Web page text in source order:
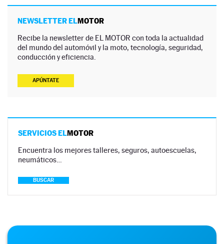
NEWSLETTER ELMOTOR
Recibe la newsletter de EL MOTOR con toda la actualidad
del mundo del automóvil y la moto, tecnología, seguridad,
conducción y eficiencia.
APÚNTATE
SERVICIOS ELMOTOR
Encuentra los mejores talleres, seguros, autoescuelas,
neumáticos…
BUSCAR